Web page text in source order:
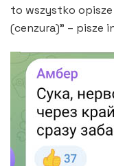
to wszystko
(cenzura)” – pisze